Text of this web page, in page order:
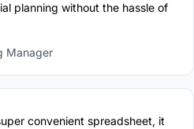
planning without the hassle of
Manager
convenient spreadsheet, it